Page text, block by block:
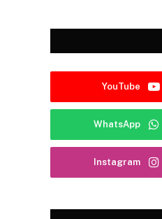
YouTube
WhatsApp
Instagram